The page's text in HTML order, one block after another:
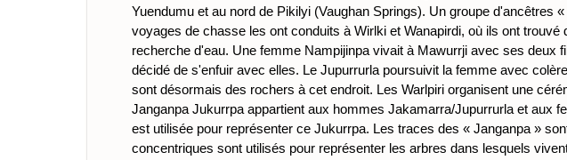
Yuendumu et au nord de Pikilyi (Vaughan Springs). Un groupe d'ancêtres
voyages de chasse les ont conduits à Wirlki et Wanapirdi, où ils ont
recherche d'eau. Une femme Nampijinpa vivait à Mawurrji avec ses deux
décidé de s'enfuir avec elles. Le Jupurrurla poursuivit la femme avec
sont désormais des rochers à cet endroit. Les Warlpiri organisent une
Janganpa Jukurrpa appartient aux hommes Jakamarra/Jupurrurla et aux
est utilisée pour représenter ce Jukurrpa. Les traces des « Janganpa »
concentriques sont utilisés pour représenter les arbres dans lesquels